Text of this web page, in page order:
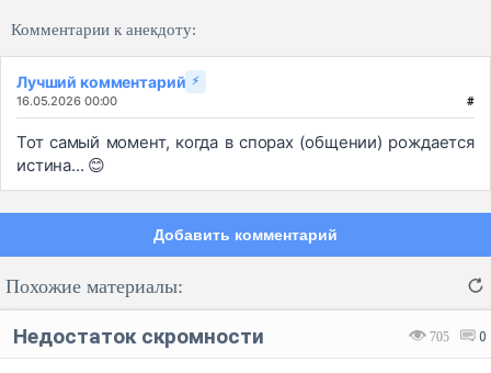
Комментарии к анекдоту:
Лучший комментарий ⚡
16.05.2026 00:00 #
Тот самый момент, когда в спорах (общении) рождается
истина... 😊
Добавить комментарий
Похожие материалы:
705 0
Недостаток скромности